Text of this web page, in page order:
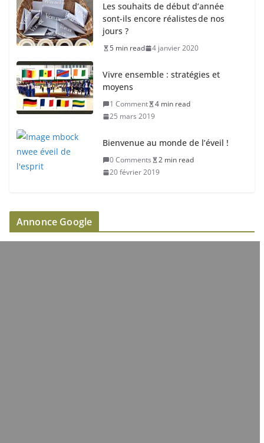
Les souhaits de début d’année
sont-ils encore réalistes de nos
jours ?
5 min read 4 janvier 2020
Vivre ensemble : stratégies et
moyens
1 Comment
4 min read
25 mars 2019
Bienvenue au monde de l’éveil !
0 Comments
2 min read
20 février 2019
Annonce Google